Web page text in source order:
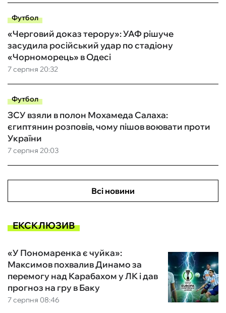
Футбол
7 серпня 20:32
«Черговий доказ терору»: УАФ рішуче
засудила російський удар по стадіону
«Чорноморець» в Одесі
Футбол
7 серпня 20:03
ЗСУ взяли в полон Мохамеда Салаха:
єгиптянин розповів, чому пішов воювати проти
України
Всі новини
ЕКСКЛЮЗИВ
7 серпня 08:46
«У Пономаренка є чуйка»:
Максимов похвалив Динамо за
перемогу над Карабахом у ЛК і дав
прогноз на гру в Баку